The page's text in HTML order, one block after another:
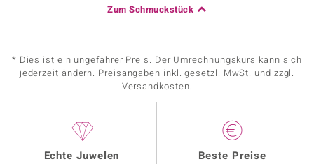
Zum Schmuckstück
* Dies ist ein ungefährer Preis. Der Umrechnungskurs kann sich
jederzeit ändern. Preisangaben inkl. gesetzl. MwSt. und zzgl.
Versandkosten.
Echte Juwelen Beste Preise